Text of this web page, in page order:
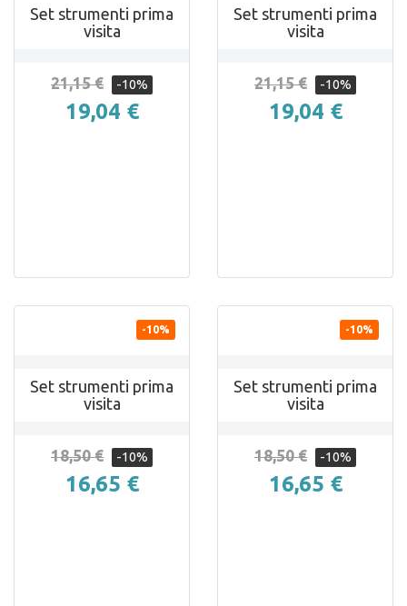
Set strumenti prima
visita
21,15 € -10%
19,04 €
Set strumenti prima
visita
21,15 € -10%
19,04 €
-10%

Set strumenti prima
visita
18,50 € -10%
16,65 €
-10%

Set strumenti prima
visita
18,50 € -10%
16,65 €